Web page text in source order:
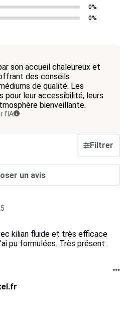
0%
0%
son accueil chaleureux et
des conseils
de qualité. Les
pour leur accessibilité, leurs
bienveillante.
l’IA
Filtrer
un avis
kilian fluide et très efficace
pu formulées. Très présent